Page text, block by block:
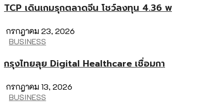
TCP เดินเกมรุกตลาดจีน โชว์ลงทุน 4.36 พ
กรกฎาคม 23, 2026
BUSINESS
กรุงไทยลุย Digital Healthcare เชื่อมกา
กรกฎาคม 13, 2026
BUSINESS